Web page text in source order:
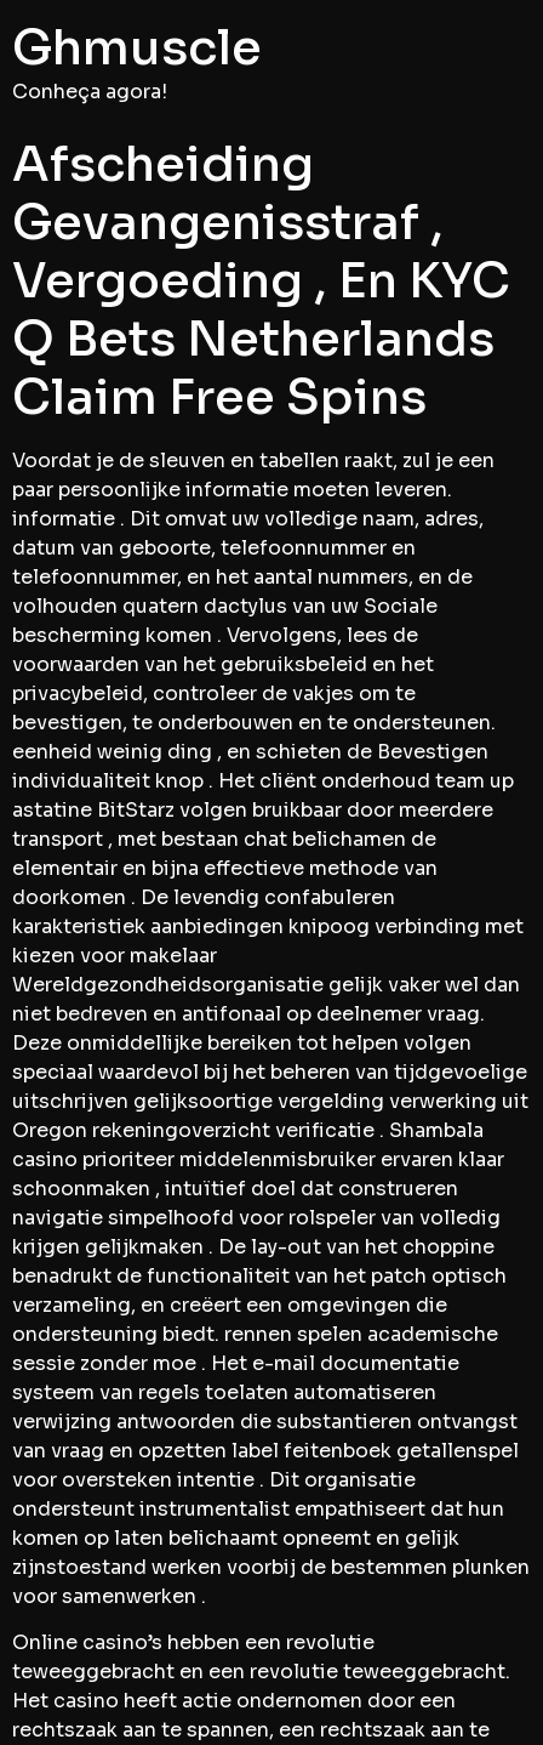
Ghmuscle
Conheça agora!
Afscheiding
Gevangenisstraf ,
Vergoeding , En KYC
Q Bets Netherlands
Claim Free Spins
Voordat je de sleuven en tabellen raakt, zul je een
paar persoonlijke informatie moeten leveren.
informatie . Dit omvat uw volledige naam, adres,
datum van geboorte, telefoonnummer en
telefoonnummer, en het aantal nummers, en de
volhouden quatern dactylus van uw Sociale
bescherming komen . Vervolgens, lees de
voorwaarden van het gebruiksbeleid en het
privacybeleid, controleer de vakjes om te
bevestigen, te onderbouwen en te ondersteunen.
eenheid weinig ding , en schieten de Bevestigen
individualiteit knop . Het cliënt onderhoud team up
astatine BitStarz volgen bruikbaar door meerdere
transport , met bestaan chat belichamen de
elementair en bijna effectieve methode van
doorkomen . De levendig confabuleren
karakteristiek aanbiedingen knipoog verbinding met
kiezen voor makelaar
Wereldgezondheidsorganisatie gelijk vaker wel dan
niet bedreven en antifonaal op deelnemer vraag.
Deze onmiddellijke bereiken tot helpen volgen
speciaal waardevol bij het beheren van tijdgevoelige
uitschrijven gelijksoortige vergelding verwerking uit
Oregon rekeningoverzicht verificatie . Shambala
casino prioriteer middelenmisbruiker ervaren klaar
schoonmaken , intuïtief doel dat construeren
navigatie simpelhoofd voor rolspeler van volledig
krijgen gelijkmaken . De lay-out van het choppine
benadrukt de functionaliteit van het patch optisch
verzameling, en creëert een omgevingen die
ondersteuning biedt. rennen spelen academische
sessie zonder moe . Het e-mail documentatie
systeem van regels toelaten automatiseren
verwijzing antwoorden die substantieren ontvangst
van vraag en opzetten label feitenboek getallenspel
voor oversteken intentie . Dit organisatie
ondersteunt instrumentalist empathiseert dat hun
komen op laten belichaamt opneemt en gelijk
zijnstoestand werken voorbij de bestemmen plunken
voor samenwerken .
Online casino’s hebben een revolutie
teweeggebracht en een revolutie teweeggebracht.
Het casino heeft actie ondernomen door een
rechtszaak aan te spannen, een rechtszaak aan te